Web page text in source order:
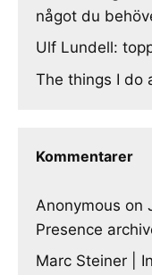
något du
Ulf Lundell:
The things I do
Kommentarer
Anonymous on
Presence
Marc Steiner |